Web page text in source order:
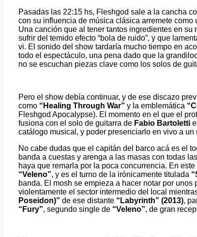
Pasadas las 22:15 hs, Fleshgod sale a la cancha
con su influencia de música clásica arremete
Una canción que al tener tantos ingredientes en
sufrir del temido efecto “bola de ruido”, y que
vi. El sonido del show tardaría mucho tiempo en
todo el espectáculo, una pena dado que la
no se escuchan piezas clave como los solos de
Pero el show debía continuar, y de ese discazo
como “Healing Through War” y la emblemática
Fleshgod Apocalypse). El momento en el que el
fusiona con el solo de guitarra de Fabio Bartoletti
catálogo musical, y poder presenciarlo en vivo a
No cabe dudas que el capitán del barco acá es el
banda a cuestas y arenga a las masas con todas
haya que remarla por la poca concurrencia. En
“Veleno”, y es el turno de la irónicamente titulada
banda. El mosh se empieza a hacer notar por
violentamente el sector intermedio del local
Poseidon)” de ese distante “Labyrinth” (2013),
“Fury”, segundo single de “Veleno”, de gran